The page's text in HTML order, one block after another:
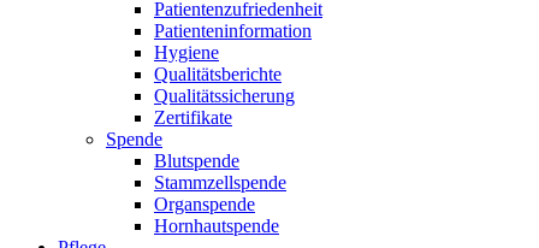
Patientenzufriedenheit
Patienteninformation
Hygiene
Qualitätsberichte
Qualitätssicherung
Zertifikate
Spende
Blutspende
Stammzellspende
Organspende
Hornhautspende